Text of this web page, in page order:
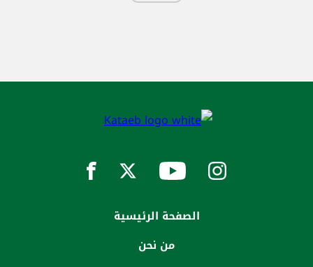
الصفحة الرئيسية
من نحن